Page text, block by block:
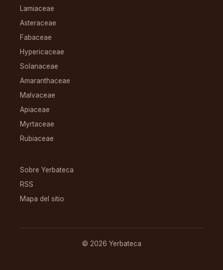
Lamiaceae
Asteraceae
Fabaceae
Hypericaceae
Solanaceae
Amaranthaceae
Malvaceae
Apiaceae
Myrtaceae
Rubiaceae
Sobre Yerbateca
RSS
Mapa del sitio
© 2026 Yerbateca